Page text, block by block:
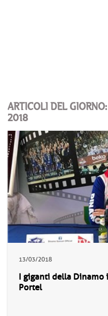
ARTICOLI DEL
2018
13/03/2018
I giganti della Dinamo
Portel